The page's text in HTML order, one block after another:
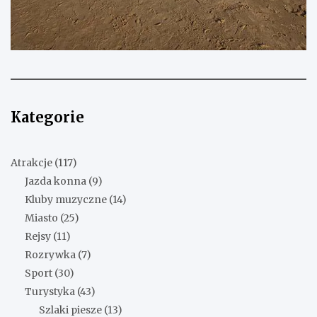
Kategorie
Atrakcje (117)
Jazda konna (9)
Kluby muzyczne (14)
Miasto (25)
Rejsy (11)
Rozrywka (7)
Sport (30)
Turystyka (43)
Szlaki piesze (13)